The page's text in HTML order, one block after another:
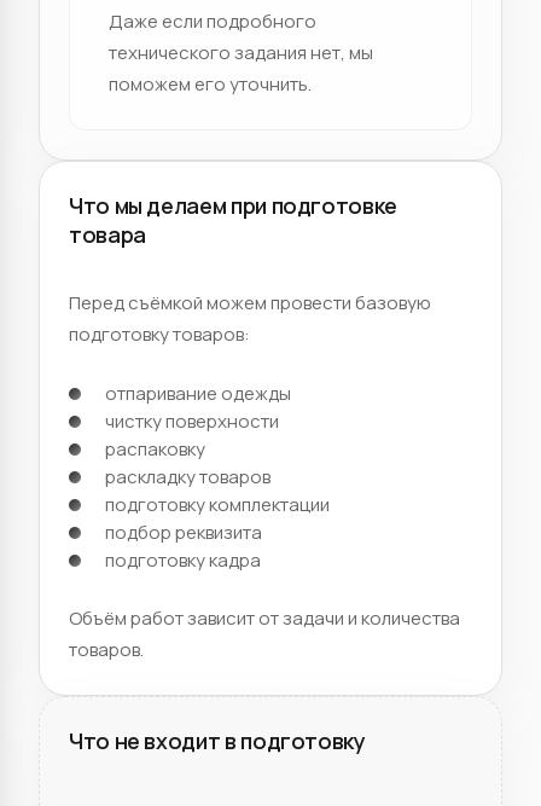
Даже если подробного
технического задания нет, мы
поможем его уточнить.
Что мы делаем при подготовке
товара
Перед съёмкой можем провести базовую
подготовку товаров:
отпаривание одежды
чистку поверхности
распаковку
раскладку товаров
подготовку комплектации
подбор реквизита
подготовку кадра
Объём работ зависит от задачи и количества
товаров.
Что не входит в подготовку